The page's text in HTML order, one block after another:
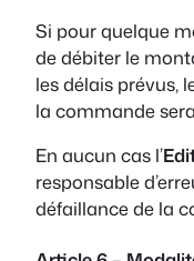
Si pour quelque
de débiter le
les délais prévus,
la commande
En aucun cas l’
responsable
défaillance de la